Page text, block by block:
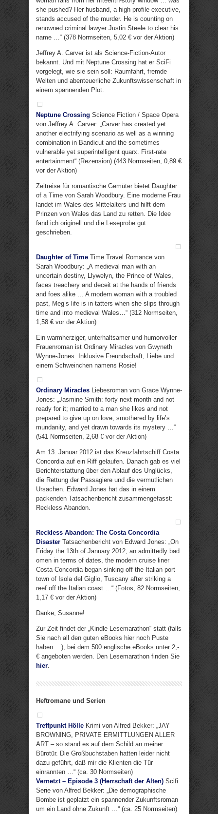
she pushed? Her husband, a high profile executive,
stands accused of the murder. He is counting on
renowned criminal lawyer Justin Steele to clear his
name …“ (378 Normseiten, 5,02 € vor der Aktion)
Jeffrey A. Carver ist als Science-Fiction-Autor
bekannt. Und mit Neptune Crossing hat er SciFi
vorgelegt, wie sie sein soll: Raumfahrt, fremde
Welten und abenteuerliche Zukunftswissenschaft in
einem spannenden Plot.
Neptune Crossing Science Fiction / Space Opera
von Jeffrey A. Carver: „Carver has created yet
another electrifying scenario as well as a winning
combination in Bandicut and the sometimes
vulnerable yet superintelligent quarx. First-rate
entertainment“ (Rezension) (443 Normseiten, 0,89 €
vor der Aktion)
Zeitreise für romantische Gemüter bietet Daughter
of a Time von Sarah Woodbury. Eine moderne Frau
landet im Wales des Mittelalters und hilft dem
Prinzen von Wales das Land zu retten. Die Idee
fand ich originell und die Leseprobe gut
geschrieben.
Daughter of Time Time Travel Romance von
Sarah Woodbury: „A medieval man with an
uncertain destiny, Llywelyn, the Prince of Wales,
faces treachery and deceit at the hands of friends
and foes alike … A modern woman with a troubled
past, Meg’s life is in tatters when she slips through
time and into medieval Wales…“ (312 Normseiten,
1,58 € vor der Aktion)
Ein warmherziger, unterhaltsamer und humorvoller
Frauenroman ist Ordinary Miracles von Gwyneth
Wynne-Jones. Inklusive Freundschaft, Liebe und
einem Schweinchen namens Rosie!
Ordinary Miracles Liebesroman von Grace Wynne-
Jones: „Jasmine Smith: forty next month and not
ready for it; married to a man she likes and not
prepared to give up on love; smothered by life’s
mundanity, and yet drawn towards its mystery …“
(541 Normseiten, 2,68 € vor der Aktion)
Am 13. Januar 2012 ist das Kreuzfahrtschiff Costa
Concordia auf ein Riff gelaufen. Danach gab es viel
Berichterstattung über den Ablauf des Unglücks,
die Rettung der Passagiere und die vermutlichen
Ursachen. Edward Jones hat das in einem
packenden Tatsachenbericht zusammengefasst:
Reckless Abandon.
Reckless Abandon: The Costa Concordia
Disaster Tatsachenbericht von Edward Jones: „On
Friday the 13th of January 2012, an admittedly bad
omen in terms of dates, the modern cruise liner
Costa Concordia began sinking off the Italian port
town of Isola del Giglio, Tuscany after striking a
reef off the Italian coast …“ (Fotos, 82 Normseiten,
1,17 € vor der Aktion)
Danke, Susanne!
Zur Zeit findet der „Kindle Lesemarathon“ statt (falls
Sie nach all den guten eBooks hier noch Puste
haben …), bei dem 500 englische eBooks unter 2,-
€ angeboten werden. Den Lesemarathon finden Sie
hier.
Heftromane und Serien
Treffpunkt Hölle Krimi von Alfred Bekker: „JAY
BROWNING, PRIVATE ERMITTLUNGEN ALLER
ART – so stand es auf dem Schild an meiner
Bürotür. Die Großbuchstaben hatten leider nicht
dazu geführt, daß mir die Klienten die Tür
einrannten …“ (ca. 30 Normseiten)
Vernetzt – Episode 3 (Herrschaft der Alten) Scifi
Serie von Alfred Bekker: „Die demographische
Bombe ist geplatzt ein spannender Zukunftsroman
um ein Land ohne Zukunft …“ (ca. 25 Normseiten)